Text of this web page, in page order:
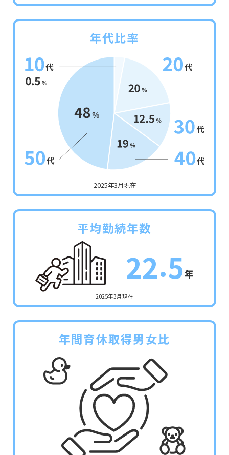
年代比率
2025年3月現在
平均勤続年数
22.5年
2025年3月現在
年間育休取得男女比